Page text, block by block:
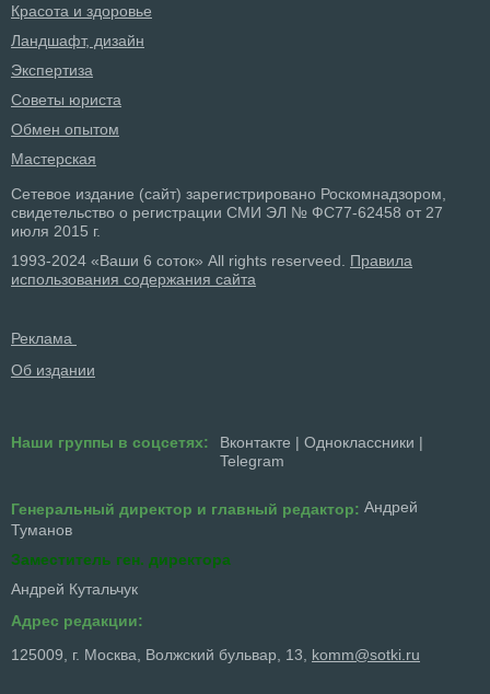
Красота и здоровье
Ландшафт, дизайн
Экспертиза
Советы юриста
Обмен опытом
Мастерская
Сетевое издание (сайт) зарегистрировано Роскомнадзором,
свидетельство о регистрации СМИ ЭЛ № ФС77-62458 от 27
июля 2015 г.
1993-2024 «Ваши 6 соток» All rights reserveed. Правила
использования содержания сайта
Реклама
Об издании
Наши группы в соцсетях: Вконтакте | Одноклассники |
Telegram
Генеральный директор и главный редактор: Андрей
Туманов
Заместитель ген. директора
Андрей Кутальчук
Адрес редакции:
125009, г. Москва, Волжский бульвар, 13, komm@sotki.ru